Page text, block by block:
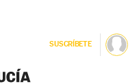
SUSCRÍBETE